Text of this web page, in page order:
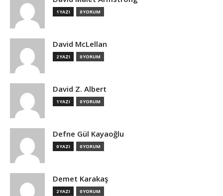
1 YAZI 0 YORUM
David McLellan
2 YAZI 0 YORUM
David Z. Albert
1 YAZI 0 YORUM
Defne Gül Kayaoğlu
0 YAZI 0 YORUM
Demet Karakaş
2 YAZI 0 YORUM